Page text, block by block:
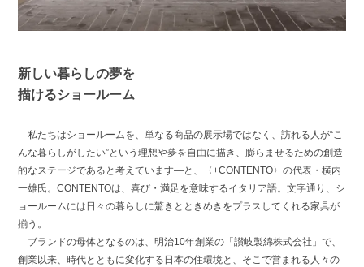
新しい暮らしの夢を
描けるショールーム
私たちはショールームを、単なる商品の展示場ではなく、訪れる人が“こ
んな暮らしがしたい”という理想や夢を自由に描き、膨らませるための創造
的なステージであると考えています―と、〈+CONTENTO〉の代表・横内
一雄氏。CONTENTOは、喜び・満足を意味するイタリア語。文字通り、シ
ョールームには日々の暮らしに驚きとときめきをプラスしてくれる家具が
揃う。
ブランドの母体となるのは、明治10年創業の「讃岐製綿株式会社」で、
創業以来、時代とともに変化する日本の住環境と、そこで営まれる人々の